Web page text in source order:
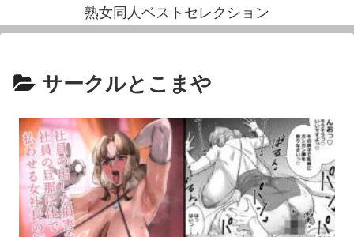
熟女同人ベストセレクション
サークルとこまや